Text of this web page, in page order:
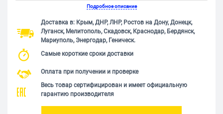
Подробное описание
Доставка в: Крым, ДНР, ЛНР, Ростов на Дону, Донецк,
Луганск, Мелитополь, Скадовск, Краснодар, Бердянск,
Мариуполь, Энергодар, Геническ.
Самые короткие сроки доставки
Оплата при получении и проверке
Весь товар сертифицирован и имеет официальную
гарантию производителя